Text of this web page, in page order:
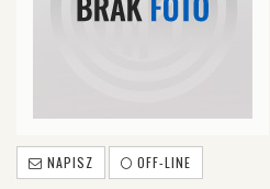
NAPISZ OFF-LINE